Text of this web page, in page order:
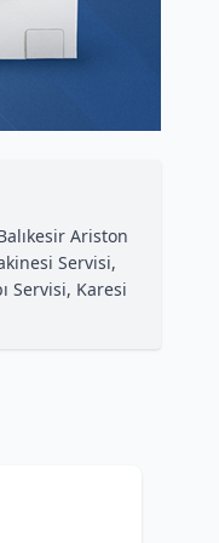
Ariston
Servisi,
Servisi, Karesi